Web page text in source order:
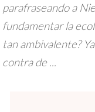
parafraseando a
fundamentar la
tan ambivalente?
contra de ...